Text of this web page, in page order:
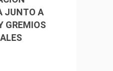
JUNTO A
GREMIOS